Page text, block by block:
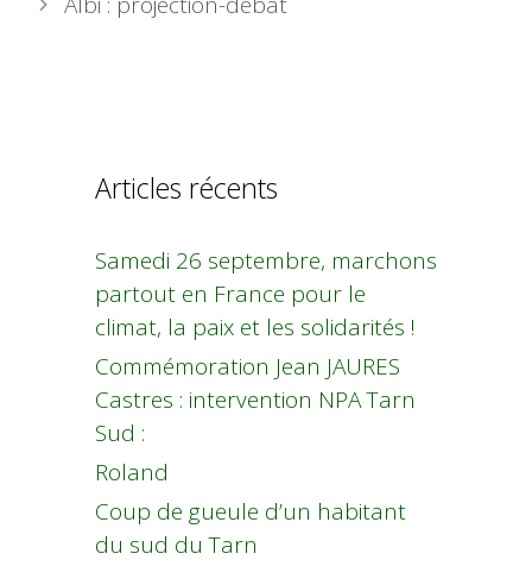
Articles récents
Samedi 26 septembre, marchons
partout en France pour le
climat, la paix et les solidarités !
Commémoration Jean JAURES
Castres : intervention NPA Tarn
Sud :
Roland
Coup de gueule d’un habitant
du sud du Tarn